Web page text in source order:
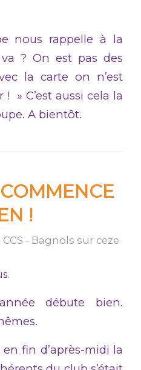
nous rappelle à la
? On est pas des
la carte on n’est
! » C’est aussi cela la
A bientôt.
!
CCS - Bagnols sur ceze
débute bien.
fin d’après-midi la